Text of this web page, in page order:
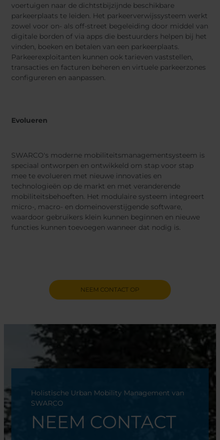
voertuigen naar de dichtstbijzijnde beschikbare
parkeerplaats te leiden. Het parkeerverwijssysteem werkt
zowel voor on- als off-street begeleiding door middel van
digitale borden of via apps die bestuurders helpen bij het
vinden, boeken en betalen van een parkeerplaats.
Parkeerexploitanten kunnen ook tarieven vaststellen,
transacties en facturen beheren en virtuele parkeerzones
configureren en aanpassen.
Evolueren
SWARCO's moderne mobiliteitsmanagementsysteem is
speciaal ontworpen en ontwikkeld om stap voor stap
mee te evolueren met nieuwe innovaties en
technologieën op de markt en met veranderende
mobiliteitsbehoeften. Het modulaire systeem integreert
micro-, macro- en domeinoverstijgende software,
waardoor gebruikers klein kunnen beginnen en nieuwe
functies kunnen toevoegen wanneer dat nodig is.
NEEM CONTACT OP
Holistische Urban Mobility Management van
SWARCO
NEEM CONTACT